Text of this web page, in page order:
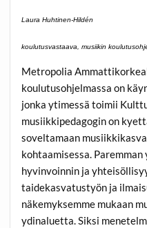
Laura Huhtinen-Hildén
koulutusvastaava, musiikin
Metropolia
koulutusohjelmassa on
jonka ytimessä toimii
musiikkipedagogin on
soveltamaan
kohtaamisessa.
hyvinvoinnin ja
taidekasvatustyön ja
näkemyksemme mukaan
ydinaluetta. Siksi